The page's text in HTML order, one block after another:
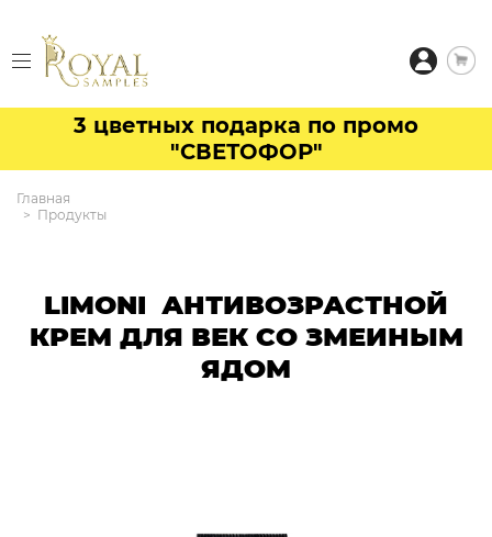
3 цветных подарка по промо
"СВЕТОФОР"
Главная
Продукты
LIMONI АНТИВОЗРАСТНОЙ
КРЕМ ДЛЯ ВЕК СО ЗМЕИНЫМ
ЯДОМ